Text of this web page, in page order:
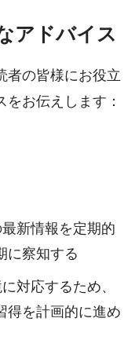
アドバイス
者の皆様にお役立
お伝えします：
新情報を定期的
に察知する
対応するため、
得を計画的に進め